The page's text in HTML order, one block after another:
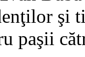
şi
paşii